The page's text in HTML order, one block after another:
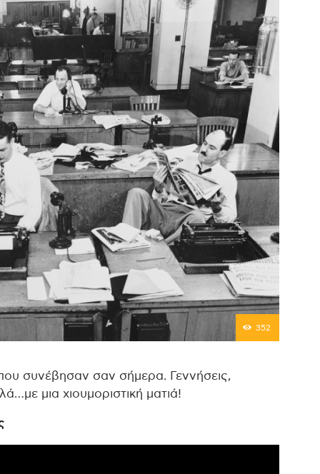
Επικοινωνία
352
συνέβησαν σαν σήμερα. Γεννήσεις,
μια χιουμοριστική ματιά!